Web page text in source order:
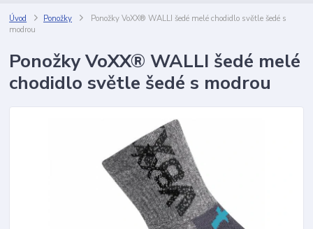
Úvod Ponožky
Ponožky VoXX® WALLI šedé melé chodidlo světle šedé s
modrou
Ponožky VoXX® WALLI šedé melé
chodidlo světle šedé s modrou